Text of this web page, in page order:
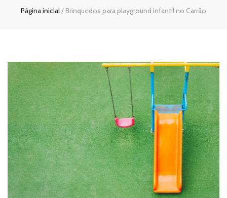
Página inicial/ Brinquedos para playground infantil no Carrão